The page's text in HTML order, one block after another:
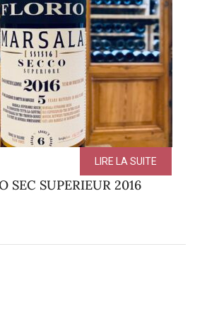
SEC SUPERIEUR 2016
LIRE LA SUITE